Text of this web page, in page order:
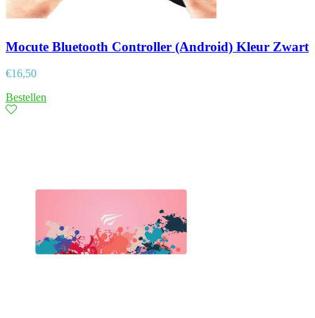
Mocute Bluetooth Controller (Android) Kleur Zwart
€16,50
Bestellen